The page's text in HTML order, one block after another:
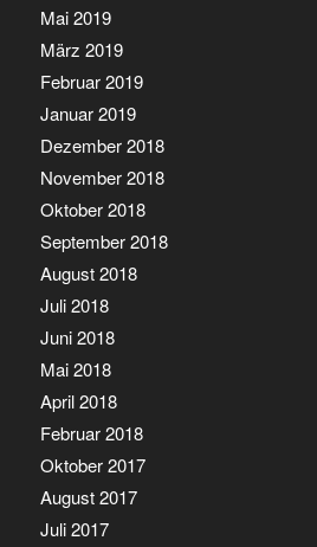
Mai 2019
März 2019
Februar 2019
Januar 2019
Dezember 2018
November 2018
Oktober 2018
September 2018
August 2018
Juli 2018
Juni 2018
Mai 2018
April 2018
Februar 2018
Oktober 2017
August 2017
Juli 2017